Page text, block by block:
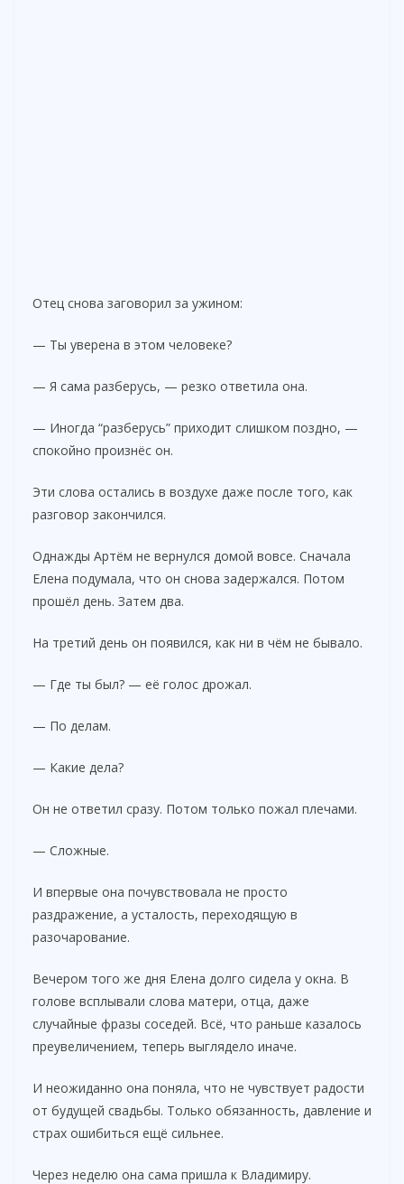
Отец снова заговорил за ужином:
— Ты уверена в этом человеке?
— Я сама разберусь, — резко ответила она.
— Иногда “разберусь” приходит слишком поздно, —
спокойно произнёс он.
Эти слова остались в воздухе даже после того, как
разговор закончился.
Однажды Артём не вернулся домой вовсе. Сначала
Елена подумала, что он снова задержался. Потом
прошёл день. Затем два.
На третий день он появился, как ни в чём не бывало.
— Где ты был? — её голос дрожал.
— По делам.
— Какие дела?
Он не ответил сразу. Потом только пожал плечами.
— Сложные.
И впервые она почувствовала не просто
раздражение, а усталость, переходящую в
разочарование.
Вечером того же дня Елена долго сидела у окна. В
голове всплывали слова матери, отца, даже
случайные фразы соседей. Всё, что раньше казалось
преувеличением, теперь выглядело иначе.
И неожиданно она поняла, что не чувствует радости
от будущей свадьбы. Только обязанность, давление и
страх ошибиться ещё сильнее.
Через неделю она сама пришла к Владимиру.